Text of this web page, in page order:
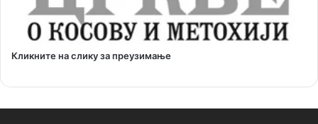
Кликните на слику за преузимање